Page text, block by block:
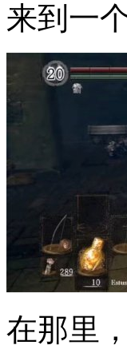
来到一
在那里